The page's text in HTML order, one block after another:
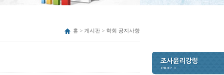
홈 > 게시판 > 학회 공지사항